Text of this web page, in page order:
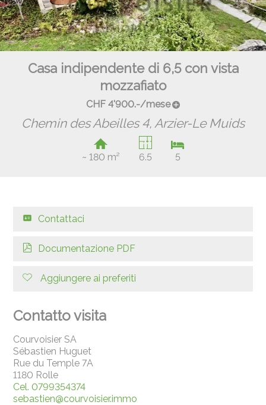
Casa indipendente di 6,5 con vista
mozzafiato
CHF 4'900.-/mese
Chemin des Abeilles 4, Arzier-Le Muids
~ 180 m² 6.5 5
Contattaci
Documentazione PDF
Aggiungere ai preferiti
Contatto visita
Courvoisier SA
Sébastien Huguet
Rue du Temple 7A
1180 Rolle
Cel.0799354374
sebastien@courvoisier.immo